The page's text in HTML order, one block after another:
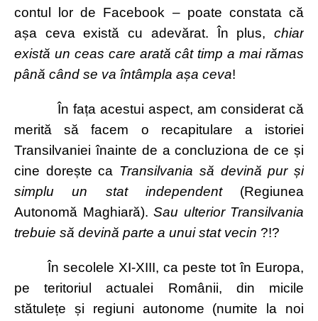
contul lor de Facebook – poate constata că
așa ceva există cu adevărat. În plus, chiar
există un ceas care arată cât timp a mai rămas
până când se va întâmpla așa ceva!
În fața acestui aspect, am considerat că
merită să facem o recapitulare a istoriei
Transilvaniei înainte de a concluziona de ce și
cine dorește ca Transilvania să devină pur și
simplu un stat independent(Regiunea
Autonomă Maghiară). Sau ulterior Transilvania
trebuie să devină parte a unui stat vecin ?!?
În secolele XI-XIII, ca peste tot în Europa,
pe teritoriul actualei Românii, din micile
stătulețe și regiuni autonome (numite la noi